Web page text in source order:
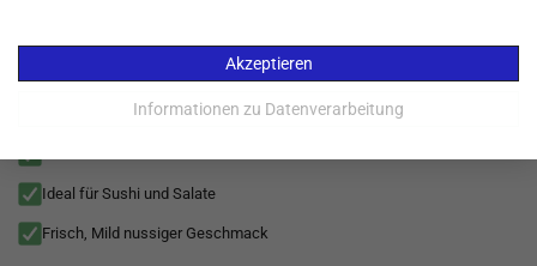
Asiatische Küche > Zum Backen
Sesam weiß, geschält, natürlich nussig mild (White
Sesame Seeds Hulled)
Ideal für Sushi und Salate
Frisch, Mild nussiger Geschmack
Akzeptieren
Informationen zu Datenverarbeitung